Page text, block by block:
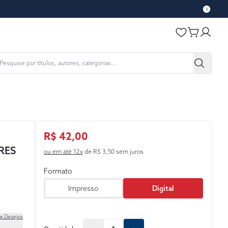
Desejos
R$ 42,00
ou em até 12xde R$ 3,50 sem juros
Formato
Impresso
Digital